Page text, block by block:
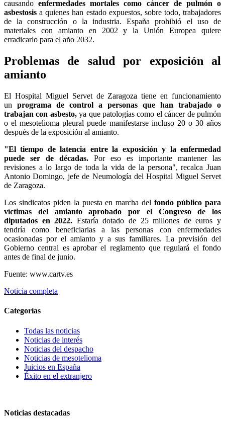
causandoenfermedades mortales como cáncer de pulmón o
asbestosis a quienes han estado expuestos, sobre todo, trabajadores
de la construcción o la industria. España prohibió el uso de
materiales con amianto en 2002 y la Unión Europea quiere
erradicarlo para el año 2032.
Problemas de salud por exposición al
amianto
El Hospital Miguel Servet de Zaragoza tiene en funcionamiento
un programa de control a personas que han trabajado o
trabajan con asbesto,ya que patologías como el cáncer de pulmón
o el mesotelioma pleural puede manifestarse incluso 20 o 30 años
después de la exposición al amianto.
"El tiempo de latencia entre la exposición y la enfermedad
puede ser de décadas. Por eso es importante mantener las
revisiones a lo largo de toda la vida de la persona", recalca Juan
Antonio Domingo, jefe de Neumología del Hospital Miguel Servet
de Zaragoza.
Los sindicatos piden la puesta en marcha del fondo público para
víctimas del amianto aprobado por el Congreso de los
diputados en 2022. Estaría dotado de 25 millones de euros y
tendría como beneficiarias a las personas con enfermedades
ocasionadas por el amianto y a sus familiares. La previsión del
Gobierno central es aprobar el reglamento que regulará el fondo
antes de final de junio.
Fuente: www.cartv.es
Noticia completa
Categorías
Todas las noticias
Noticias de interés
Noticias del despacho
Noticias de mesotelioma
Juicios en España
Éxito en el extranjero
Noticias destacadas